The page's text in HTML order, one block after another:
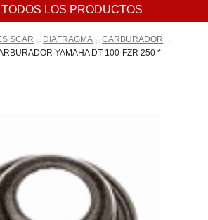
LOS PRODUCTOS
SCAR DIAFRAGMA
CARBURADOR
YAMAHA DT 100-FZR 250 *